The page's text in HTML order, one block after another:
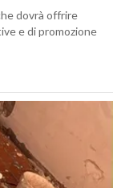
dovrà offrire
e di promozione